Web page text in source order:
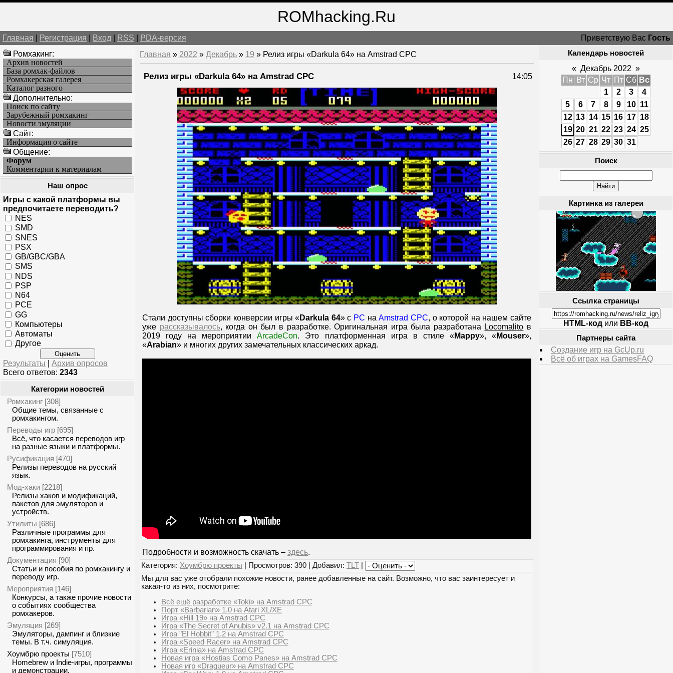
ROMhacking.Ru
Главная Регистрация Вход RSS PDA-версия Приветствую Вас Гость
Ромхакинг:
Архив новостей
База ромхак-файлов
Ромхакерская галерея
Каталог разного
Дополнительно:
Поиск по сайту
Зарубежный ромхакинг
Новости эмуляции
Cайт:
Информация о сайте
Общение:
Форум
Комментарии к материалам
Наш опрос
Игры с какой платформы вы
предпочитаете переводить?
NES
SMD
SNES
PSX
GB/GBC/GBA
SMS
NDS
PSP
N64
PCE
GG
Компьютеры
Автоматы
Другое
Результаты
Архив опросов
Всего ответов: 2343
Категории новостей
Ромхакинг [308]
Общие темы, связанные с
ромхакингом.
Переводы игр [695]
Всё, что касается переводов игр
на разные языки и платформы.
Русификация [470]
Релизы переводов на русский
язык.
Мод-хаки [2218]
Релизы хаков и модификаций,
пакетов для эмуляторов и
устройств.
Утилиты [686]
Различные программы для
ромхакинга, инструменты для
программирования и пр.
Документация [90]
Статьи и пособия по ромхакингу и
переводу игр.
Мероприятия [146]
Конкурсы, а также прочие новости
о событиях сообщества
ромхакеров.
Эмуляция [269]
Эмуляторы, дампинг и близкие
темы. В т.ч. симуляция.
Хоумбрю проекты [7510]
Homebrew и Indie-игры, программы
и демонстрации.
Главная » 2022 » Декабрь » 19 » Релиз игры «Darkula 64» на Amstrad CPC
Релиз игры «Darkula 64» на Amstrad CPC 14:05
Стали доступны сборки конверсии игры «Darkula 64» с PC наAmstrad CPC, о которой на нашем сайте
уже рассказывалось, когда он был в разработке. Оригинальная игра была разработана Locomalito в
2019 году на мероприятииArcadeCon. Это платформенная игра в стиле «Mappy», «Mouser»,
«Arabian» и многих других замечательных классических аркад.
Подробности и возможность скачать – здесь.
Категория: Хоумбрю проекты | Просмотров: 390 | Добавил: TLT
Мы для вас уже отобрали похожие новости, ранее добавленные на сайт. Возможно, что вас заинтересует и
какая-то из них, посмотрите:
Всё ещё разработке «Toki» на Amstrad CPC
Порт «Barbarian» 1.0 на Atari XL/XE
Игра «Hill 19» на Amstrad CPC
Игра «The Secret of Anubis» v2.1 на Amstrad CPC
Игра "El Hobbit" 1.2 на Amstrad CPC
Игра «Speed Racer» на Amstrad CPC
Игра «Erinia» на Amstrad CPC
Новая игра «Hostias Como Panes» на Amstrad CPC
Новая игр «Dragueur» на Amstrad CPC
Календарь новостей
« Декабрь 2022 »
Пн
Вт Ср Чт Пт Сб Вс
1
2 3
4
5
6 7 8 9 10 11
12 13 14 15 16 17 18
19 20 21 22 23 24 25
26 27 28 29 30 31
Поиск
Картинка из галереи
Ссылка страницы
HTML-код или BB-код
Партнеры сайта
Создание игр на GcUp.ru
Всё об играх на GamesFAQ